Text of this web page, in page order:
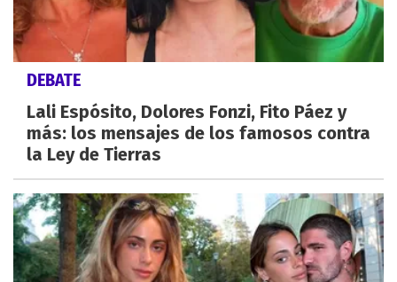
DEBATE
Lali Espósito, Dolores Fonzi, Fito Páez y
más: los mensajes de los famosos contra
la Ley de Tierras